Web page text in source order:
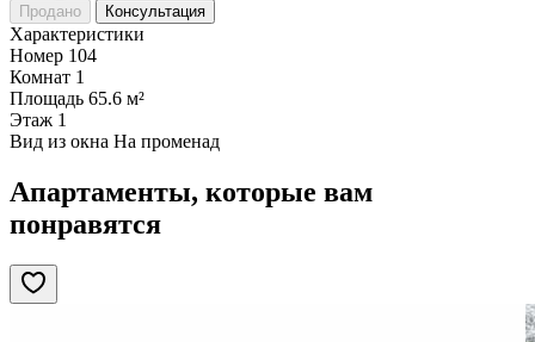
Продано Консультация
Характеристики
Номер 104
Комнат 1
Площадь 65.6 м²
Этаж 1
Вид из окна На променад
Апартаменты, которые вам
понравятся